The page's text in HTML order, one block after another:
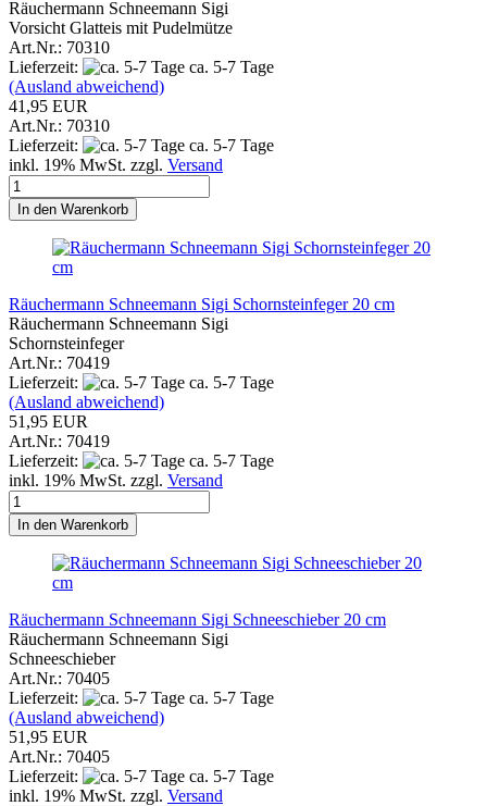
Räuchermann Schneemann Sigi
Vorsicht Glatteis mit Pudelmütze
Art.Nr.: 70310
Lieferzeit:
ca. 5-7 Tage
(Ausland abweichend)
41,95 EUR
Art.Nr.: 70310
Lieferzeit:
ca. 5-7 Tage
inkl. 19% MwSt. zzgl. Versand
In den Warenkorb
Räuchermann Schneemann Sigi Schornsteinfeger 20 cm
Räuchermann Schneemann Sigi
Schornsteinfeger
Art.Nr.: 70419
Lieferzeit:
ca. 5-7 Tage
(Ausland abweichend)
51,95 EUR
Art.Nr.: 70419
Lieferzeit:
ca. 5-7 Tage
inkl. 19% MwSt. zzgl. Versand
In den Warenkorb
Räuchermann Schneemann Sigi Schneeschieber 20 cm
Räuchermann Schneemann Sigi
Schneeschieber
Art.Nr.: 70405
Lieferzeit:
ca. 5-7 Tage
(Ausland abweichend)
51,95 EUR
Art.Nr.: 70405
Lieferzeit:
ca. 5-7 Tage
inkl. 19% MwSt. zzgl. Versand